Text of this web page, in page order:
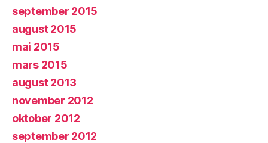
september 2015
august 2015
mai 2015
mars 2015
august 2013
november 2012
oktober 2012
september 2012